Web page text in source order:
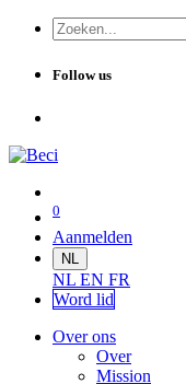
Follow us
0
Aanmelden
NL
NL EN FR
Word lid
Over ons
Over
Mission